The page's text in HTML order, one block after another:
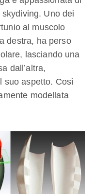
Uno dei
al muscolo
destra, ha perso
lasciando una
dall’altra,
suo aspetto. Così
modellata